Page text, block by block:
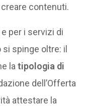
creare contenuti.
per i servizi di
si spinge oltre: il
latipologia di
dell’Offerta
attestare la